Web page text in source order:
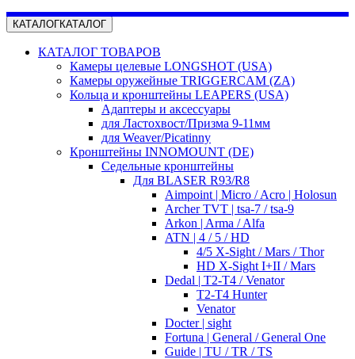
КАТАЛОГКАТАЛОГ
КАТАЛОГ ТОВАРОВ
Камеры целевые LONGSHOT (USA)
Камеры оружейные TRIGGERCAM (ZA)
Кольца и кронштейны LEAPERS (USA)
Адаптеры и аксессуары
для Ластохвост/Призма 9-11мм
для Weaver/Picatinny
Кронштейны INNOMOUNT (DE)
Седельные кронштейны
Для BLASER R93/R8
Aimpoint | Micro / Acro | Holosun
Archer TVT | tsa-7 / tsa-9
Arkon | Arma / Alfa
ATN | 4 / 5 / HD
4/5 X-Sight / Mars / Thor
HD X-Sight I+II / Mars
Dedal | T2-T4 / Venator
T2-T4 Hunter
Venator
Docter | sight
Fortuna | General / General One
Guide | TU / TR / TS